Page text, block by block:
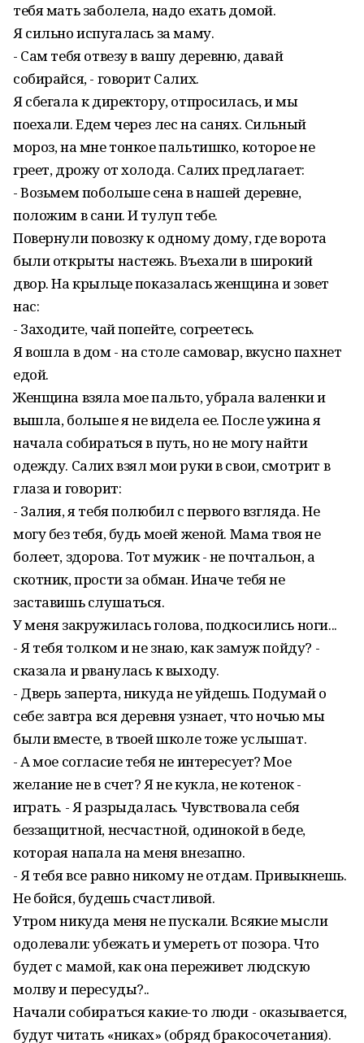
тебя мать заболела, надо ехать домой.
Я сильно испугалась за маму.
- Сам тебя отвезу в вашу деревню, давай
собирайся, - говорит Салих.
Я сбегала к директору, отпросилась, и мы
поехали. Едем через лес на санях. Сильный
мороз, на мне тонкое пальтишко, которое не
греет, дрожу от холода. Салих предлагает:
- Возьмем побольше сена в нашей деревне,
положим в сани. И тулуп тебе.
Повернули повозку к одному дому, где ворота
были открыты настежь. Въехали в широкий
двор. На крыльце показалась женщина и зовет
нас:
- Заходите, чай попейте, согреетесь.
Я вошла в дом - на столе самовар, вкусно пахнет
едой.
Женщина взяла мое пальто, убрала валенки и
вышла, больше я не видела ее. После ужина я
начала собираться в путь, но не могу найти
одежду. Салих взял мои руки в свои, смотрит в
глаза и говорит:
- Залия, я тебя полюбил с первого взгляда. Не
могу без тебя, будь моей женой. Мама твоя не
болеет, здорова. Тот мужик - не почтальон, а
скотник, прости за обман. Иначе тебя не
заставишь слушаться.
У меня закружилась голова, подкосились ноги...
- Я тебя толком и не знаю, как замуж пойду? -
сказала и рванулась к выходу.
- Дверь заперта, никуда не уйдешь. Подумай о
себе: завтра вся деревня узнает, что ночью мы
были вместе, в твоей школе тоже услышат.
- А мое согласие тебя не интересует? Мое
желание не в счет? Я не кукла, не котенок -
играть. - Я разрыдалась. Чувствовала себя
беззащитной, несчастной, одинокой в беде,
которая напала на меня внезапно.
- Я тебя все равно никому не отдам. Привыкнешь.
Не бойся, будешь сча­стливой.
Утром никуда меня не пускали. Всякие мысли
одолевали: убежать и умереть от позора. Что
будет с мамой, как она переживет людскую
молву и пересуды?..
Начали собираться какие-то люди - оказывается,
будут читать «никах» (обряд бракосочетания).